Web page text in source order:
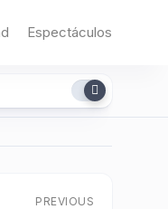
Espectáculos
PREVIOUS